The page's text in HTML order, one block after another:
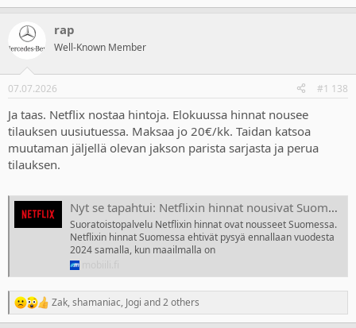
rap
Well-Known Member
07.07.2026 #1 138
Ja taas. Netflix nostaa hintoja. Elokuussa hinnat nousee
tilauksen uusiutuessa. Maksaa jo 20€/kk. Taidan katsoa
muutaman jäljellä olevan jakson parista sarjasta ja perua
tilauksen.
Nyt se tapahtui: Netflixin hinnat nousivat Suomessakin – korotus jopa 16 prosenttia
Suoratoistopalvelu Netflixin hinnat ovat nousseet Suomessa.
Netflixin hinnat Suomessa ehtivät pysyä ennallaan vuodesta
2024 samalla, kun maailmalla on
R
e
Zak, shamaniac, Jogi and 2 others